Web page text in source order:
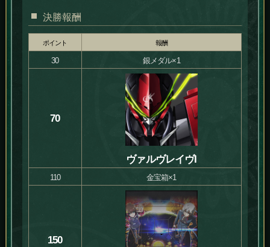
決勝報酬
ポイント 報酬
30 銀メダル×1
70
ヴァルヴレイヴI
110 金宝箱×1
150